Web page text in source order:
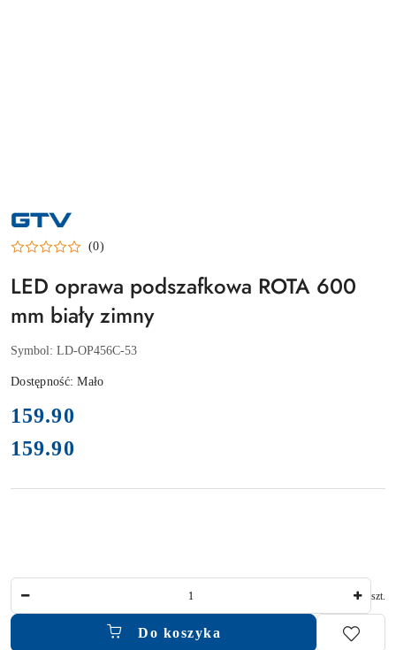
NAZWA
PRODUCENTA:
GTV
(0)
LED oprawa podszafkowa ROTA 600
mm biały zimny
Symbol: LD-OP456C-53
Dostępność:Mało
cena:
159.90
Cena:
159.90
szt.
Do koszyka